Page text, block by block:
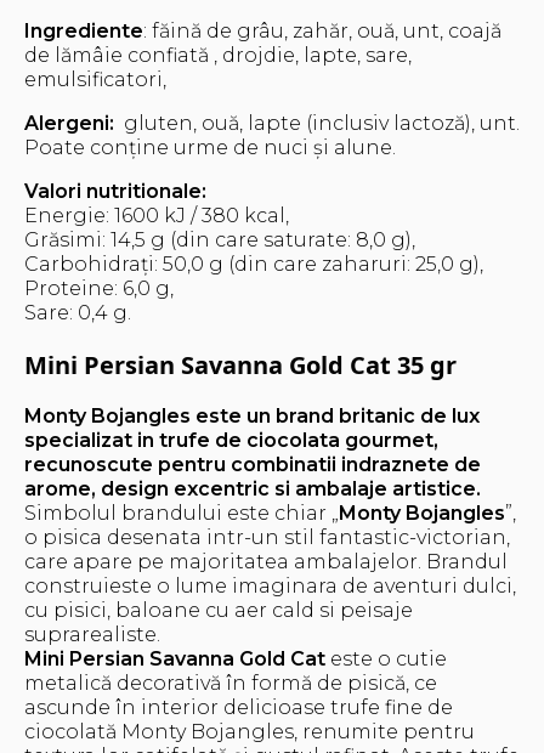
Ingrediente: făină de grâu, zahăr, ouă, unt, coajă
de lămâie confiată , drojdie, lapte, sare,
emulsificatori,
Alergeni: gluten, ouă, lapte (inclusiv lactoză), unt.
Poate conține urme de nuci și alune.
Valori nutritionale:
Energie: 1600 kJ / 380 kcal,
Grăsimi: 14,5 g (din care saturate: 8,0 g),
Carbohidrați: 50,0 g (din care zaharuri: 25,0 g),
Proteine: 6,0 g,
Sare: 0,4 g.
Mini Persian Savanna Gold Cat 35 gr
Monty Bojangles este un brand britanic de lux
specializat in trufe de ciocolata gourmet,
recunoscute pentru combinatii indraznete de
arome, design excentric si ambalaje artistice.
Simbolul brandului este chiar „ Monty Bojangles”,
o pisica desenata intr-un stil fantastic-victorian,
care apare pe majoritatea ambalajelor. Brandul
construieste o lume imaginara de aventuri dulci,
cu pisici, baloane cu aer cald si peisaje
suprarealiste.
Mini Persian Savanna Gold Cat este o cutie
metalică decorativă în formă de pisică, ce
ascunde în interior delicioase trufe fine de
ciocolată Monty Bojangles, renumite pentru